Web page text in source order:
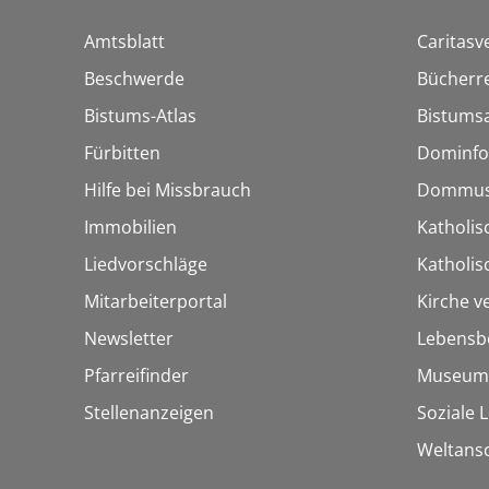
Amtsblatt
Beschwerde
Bistums-Atlas
Fürbitten
Hilfe bei Missbrauch
Immobilien
Liedvorschläge
Mitarbeiterportal
Newsletter
Pfarreifinder
Stellenanzeigen
Dominfo
Kirche
Soziale